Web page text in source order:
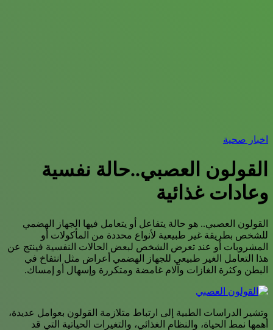
اخبار صحية
القولون العصبي..حالة نفسية
وعادات غذائية
القولون العصبي.. هو حالة يتفاعل أو يتعامل فيها الجهاز الهضمي
للشخص بطريقة غير طبيعية لأنواع محددة من المأكولات أو
المشروبات أو عند تعرض الشخص لبعض الحالات النفسية فينتج عن
هذا التعامل الغير طبيعي للجهاز الهضمي أعراض مثل انتفاخ في
البطن وكثرة الغازات وآلام غامضة ومتكررة وإسهال أو إمساك.
وتشير الدراسات الطبية إلى ارتباط متلازمة القولون بعوامل عديدة،
أهمها نمط الحياة، والنظام الغذائي، والتغيرات الحياتية التي قد